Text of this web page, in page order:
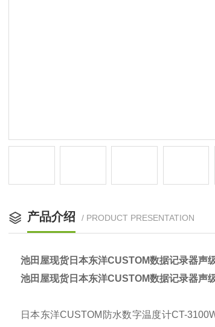
产品介绍 / PRODUCT PRESENTATION
池田屋现货日本东洋CUSTOM数据记录器声
池田屋现货日本东洋CUSTOM数据记录器声
日本东洋CUSTOM防水数字温度计CT-